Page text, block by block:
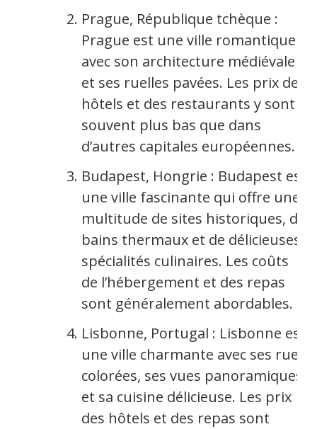
Prague, République tchèque :
Prague est une ville romantique
avec son architecture médiévale
et ses ruelles pavées. Les prix des
hôtels et des restaurants y sont
souvent plus bas que dans
d’autres capitales européennes.
Budapest, Hongrie : Budapest est
une ville fascinante qui offre une
multitude de sites historiques, de
bains thermaux et de délicieuses
spécialités culinaires. Les coûts
de l’hébergement et des repas
sont généralement abordables.
Lisbonne, Portugal : Lisbonne est
une ville charmante avec ses rues
colorées, ses vues panoramiques
et sa cuisine délicieuse. Les prix
des hôtels et des repas sont